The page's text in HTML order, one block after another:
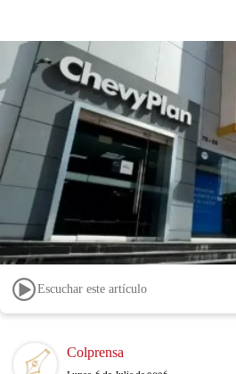
Escuchar este artículo
Image Colprensa